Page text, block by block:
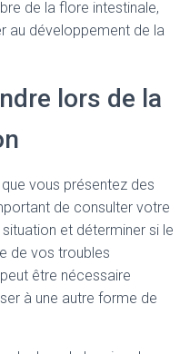
de la flore intestinale,
au développement de la
lors de la
vous présentez des
de consulter votre
et déterminer si le
de vos troubles
être nécessaire
à une autre forme de